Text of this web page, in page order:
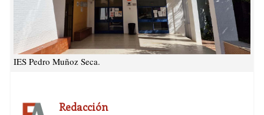
IES Pedro Muñoz Seca.
Redacción